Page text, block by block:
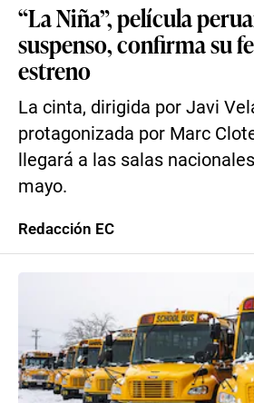
“La Niña”, película
suspenso, confirma su
estreno
La cinta, dirigida por Javi
protagonizada por Marc
llegará a las salas
mayo.
Redacción EC